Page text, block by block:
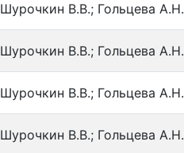
Шурочкин В.В.; Гольцева А.Н.
Шурочкин В.В.; Гольцева А.Н.
Шурочкин В.В.; Гольцева А.Н.
Шурочкин В.В.; Гольцева А.Н.